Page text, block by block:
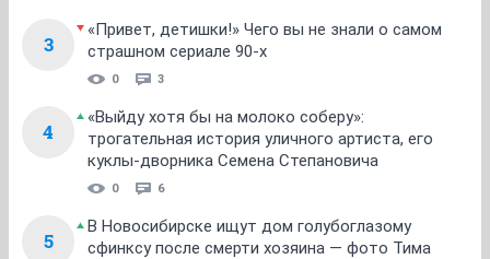
3
«Привет, детишки!» Чего вы не знали о самом
страшном сериале 90-х
0 3
4
«Выйду хотя бы на молоко соберу»:
трогательная история уличного артиста, его
куклы-дворника Семена Степановича
0 6
5
В Новосибирске ищут дом голубоглазому
сфинксу после смерти хозяина — фото Тима